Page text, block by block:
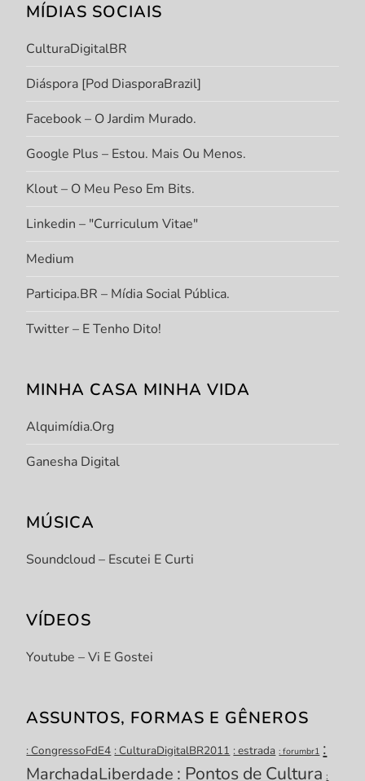
MÍDIAS SOCIAIS
CulturaDigitalBR
Diáspora [Pod DiasporaBrazil]
Facebook – O Jardim Murado.
Google Plus – Estou. Mais Ou Menos.
Klout – O Meu Peso Em Bits.
Linkedin – "Curriculum Vitae"
Medium
Participa.BR – Mídia Social Pública.
Twitter – E Tenho Dito!
MINHA CASA MINHA VIDA
Alquimídia.org
Ganesha Digital
MÚSICA
Soundcloud – Escutei E Curti
VÍDEOS
Youtube – Vi E Gostei
ASSUNTOS, FORMAS E GÊNEROS
: CongressoFdE4 : CulturaDigitalBR2011 : estrada : forumbr1 :
MarchadaLiberdade : Pontos de Cultura :